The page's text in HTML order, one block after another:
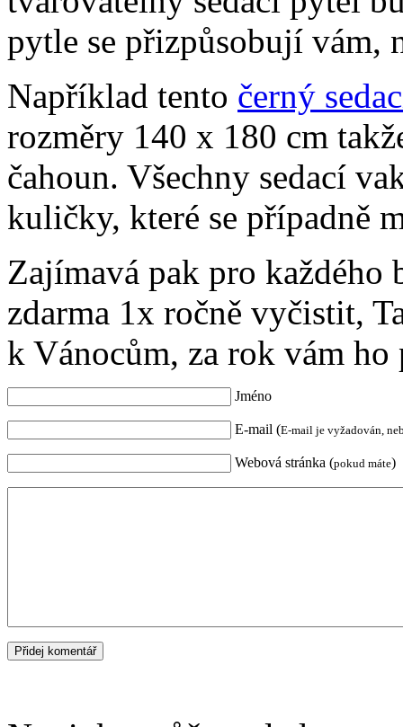
pytle se přizpůsobují vám,
Například tento černý
rozměry 140 x 180 cm
čahoun. Všechny sedací
kuličky, které se případně
Zajímavá pak pro každého
zdarma 1x ročně vyčistit,
k Vánocům, za rok vám
Jméno
E-mail (E-mail je vyžadován,
Webová stránka (pokud máte)